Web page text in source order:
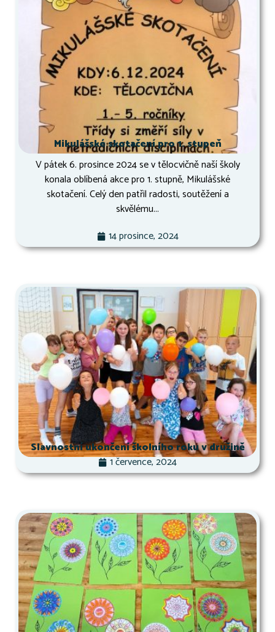
Mikulášské skotačení pro 1. stupeň
V pátek 6. prosince 2024 se v tělocvičně naší školy
konala oblíbená akce pro 1. stupně, Mikulášské
skotačení. Celý den patřil radosti, soutěžení a
skvělému...
14 prosince, 2024
Slavnostní ukončení školního roku v družině
1 července, 2024